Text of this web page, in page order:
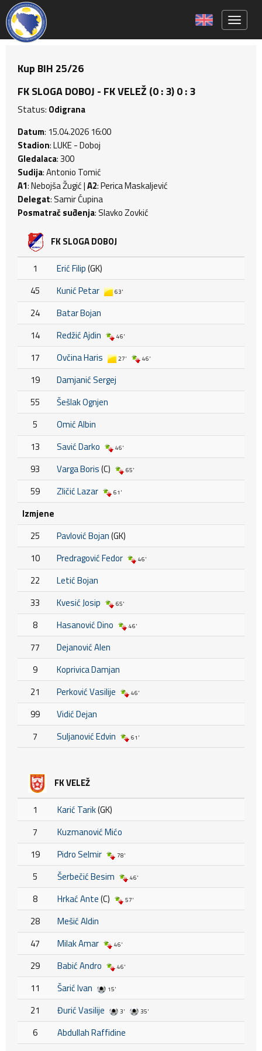
Kup BIH 25/26
FK SLOGA DOBOJ - FK VELEŽ (0 : 3) 0 : 3
Status: Odigrana
Datum: 15.04.2026 16:00
Stadion: LUKE - Doboj
Gledalaca: 300
Sudija: Antonio Tomić
A1: Nebojša Žugić |A2: Perica Maskaljević
Delegat: Samir Ćupina
Posmatrač suđenja: Slavko Zovkić
FK SLOGA DOBOJ
1 Erić Filip(GK)
45
Kunić Petar 63'
24
Batar Bojan
14
Redžić Ajdin 46'
17 Ovčina Haris 27' 46'
19
Damjanić Sergej
55
Šešlak Ognjen
5
Omić Albin
13
Savić Darko 46'
93 Varga Boris(C) 65'
59 Zličić Lazar 61'
Izmjene
25
Pavlović Bojan(GK)
10
Predragović Fedor 46'
22
Letić Bojan
33
Kvesić Josip 65'
8 Hasanović Dino 46'
77
Dejanović Alen
9
Koprivica Damjan
21
Perković Vasilije 46'
99
Vidić Dejan
7
Suljanović Edvin 61'
FK VELEŽ
1 Karić Tarik(GK)
7
Kuzmanović Mićo
19
Pidro Selmir 78'
5 Šerbečić Besim 46'
8 Hrkać Ante(C) 57'
28
Mešić Aldin
47
Milak Amar 46'
29 Babić Andro 46'
11 Šarić Ivan 15'
21 Đurić Vasilije 3' 35'
6
Abdullah Raffidine